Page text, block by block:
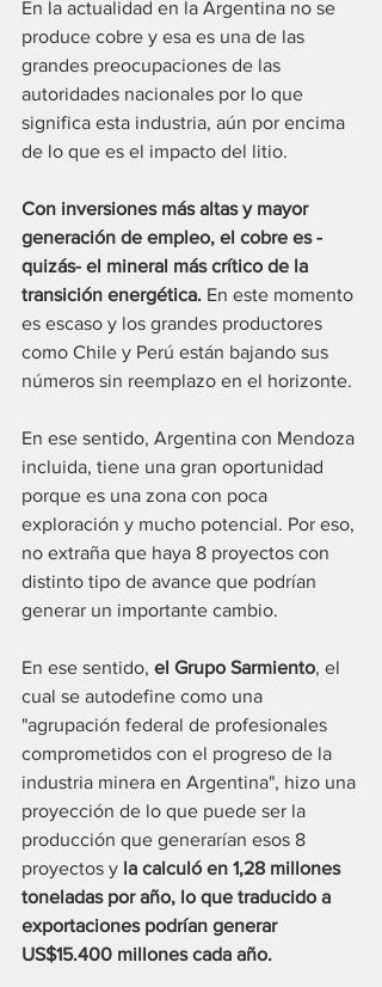
En la actualidad en la Argentina no se
produce cobre y esa es una de las
grandes preocupaciones de las
autoridades nacionales por lo que
significa esta industria, aún por encima
de lo que es el impacto del litio.
Con inversiones más altas y mayor
generación de empleo, el cobre es -
quizás- el mineral más crítico de la
transición energética. En este momento
es escaso y los grandes productores
como Chile y Perú están bajando sus
números sin reemplazo en el horizonte.
En ese sentido, Argentina con Mendoza
incluida, tiene una gran oportunidad
porque es una zona con poca
exploración y mucho potencial. Por eso,
no extraña que haya 8 proyectos con
distinto tipo de avance que podrían
generar un importante cambio.
En ese sentido, el Grupo Sarmiento, el
cual se autodefine como una
"agrupación federal de profesionales
comprometidos con el progreso de la
industria minera en Argentina", hizo una
proyección de lo que puede ser la
producción que generarían esos 8
proyectos y la calculó en 1,28 millones
toneladas por año, lo que traducido a
exportaciones podrían generar
US$15.400 millones cada año.